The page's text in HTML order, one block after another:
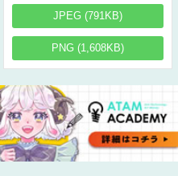
JPEG (791KB)
PNG (1,608KB)